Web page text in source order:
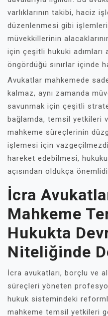
varlıklarının takibi, haciz
düzenlenmesi gibi
müvekkillerinin
için çeşitli hukuki
öngördüğü sınırlar içinde
Avukatlar mahkemede
kalmaz, aynı zamanda
savunmak için çeşitli
bağlamda, temsil yetkileri
mahkeme süreçlerinin
işlemesi için
hareket edebilmesi,
açısından oldukça
İcra
Mahkeme
Hukukta
Niteliğinde
İcra avukatları, borçlu ve
süreçleri yöneten
hukuk sistemindeki
mahkeme temsil yetkileri